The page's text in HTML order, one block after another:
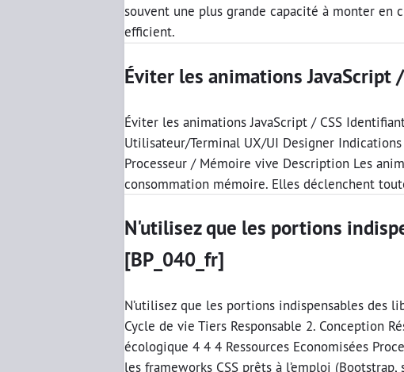
souvent une plus grande capacité à monter en
efficient.
Éviter les animations JavaScript
Éviter les animations JavaScript / CSS
Utilisateur/Terminal UX/UI Designer
Processeur / Mémoire vive Description Les
consommation mémoire. Elles déclenchent
N'utilisez que les portions
[BP_040_fr]
N’utilisez que les portions indispensables des
Cycle de vie Tiers Responsable 2. Conception
écologique 4 4 4 Ressources Economisées
les frameworks CSS prêts à l’emploi